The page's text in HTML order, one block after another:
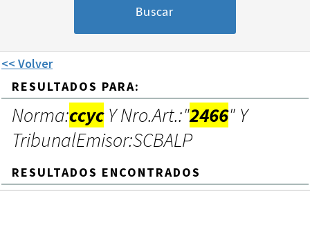
<< Volver
RESULTADOS PARA:
Norma:ccycY Nro.Art.:"2466" Y
TribunalEmisor:SCBALP
RESULTADOS ENCONTRADOS